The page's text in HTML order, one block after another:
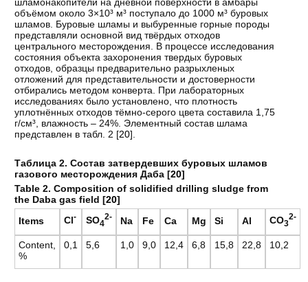
объёмом около 3×10³ м³ поступало до 1000 м³ буровых
шламов. Буровые шламы и выбуренные горные породы
представляли основной вид твёрдых отходов
центрального месторождения. В процессе исследования
состояния объекта захоронения твердых буровых
отходов, образцы предварительно разрыхленых
отложений для представительности и достоверности
отбирались методом конверта. При лабораторных
исследованиях было установлено, что плотность
уплотнённых отходов тёмно-серого цвета составила 1,75
г/см³, влажность – 24%. Элементный состав шлама
представлен в табл. 2 [20].
Таблица 2. Состав затвердевших буровых шламов
газового месторождения Даба [20]
Table 2. Composition of solidified drilling sludge from
the Daba gas field [20]
Items
Cl- SO4
2- Na Fe Ca Mg Si Al CO3
2-
Content,
%
0,1 5,6 1,0 9,0 12,4 6,8 15,8 22,8 10,2